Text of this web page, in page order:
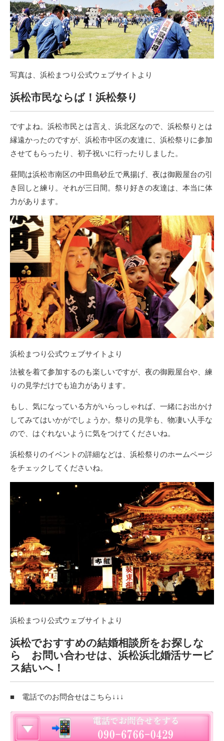
写真は、浜松まつり公式ウェブサイトより
浜松市民ならば！浜松祭り
ですよね。浜松市民とは言え、浜北区なので、浜松祭りとは
縁遠かったのですが、浜松市中区の友達に、浜松祭りに参加
させてもらったり、初子祝いに行ったりしました。
昼間は浜松市南区の中田島砂丘で凧揚げ、夜は御殿屋台の引
き回しと練り。それが三日間。祭り好きの友達は、本当に体
力があります。
浜松まつり公式ウェブサイトより
法被を着て参加するのも楽しいですが、夜の御殿屋台や、練
りの見学だけでも迫力があります。
もし、気になっている方がいらっしゃれば、一緒にお出かけ
してみてはいかがでしょうか。祭りの見学も、物凄い人手な
ので、はぐれないように気をつけてくださいね。
浜松祭りのイベントの詳細などは、浜松祭りのホームページ
をチェックしてくださいね。
浜松まつり公式ウェブサイトより
浜松でおすすめの結婚相談所をお探しな
ら お問い合わせは、浜松浜北婚活サービ
ス結いへ！
■ 電話でのお問合せはこちら↓↓↓